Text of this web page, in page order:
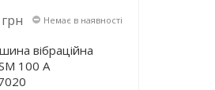
грн Немає в наявності
вібраційна
100 A